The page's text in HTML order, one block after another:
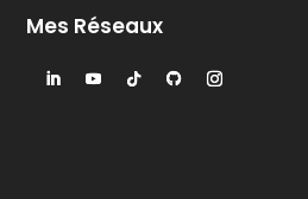
Mes Réseaux